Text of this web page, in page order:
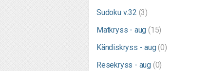
Sudoku v.32 (3)
Matkryss - aug(15)
Kändiskryss - aug(0)
Resekryss - aug (0)